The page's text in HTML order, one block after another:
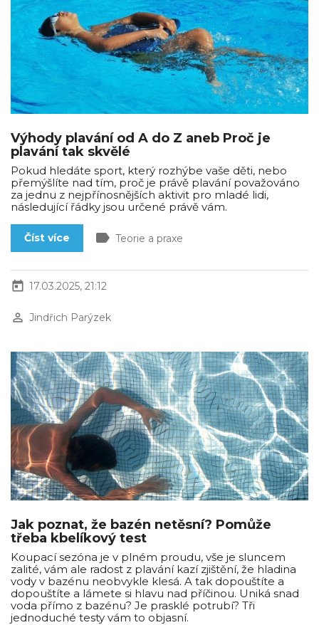
Výhody plavání od A do Z aneb Proč je
plavání tak skvělé
Pokud hledáte sport, který rozhýbe vaše děti, nebo
přemýšlíte nad tím, proč je právě plavání považováno
za jednu z nejpřínosnějších aktivit pro mladé lidi,
následující řádky jsou určené právě vám.
Číst více label Teorie a praxe
today 17.03.2025, 21:12
perm_identity Jindřich Parýzek
Jak poznat, že bazén netěsní? Pomůže
třeba kbelíkový test
Koupací sezóna je v plném proudu, vše je sluncem
zalité, vám ale radost z plavání kazí zjištění, že hladina
vody v bazénu neobvykle klesá. A tak dopouštíte a
dopouštíte a lámete si hlavu nad příčinou. Uniká snad
voda přímo z bazénu? Je prasklé potrubí? Tři
jednoduché testy vám to objasní.